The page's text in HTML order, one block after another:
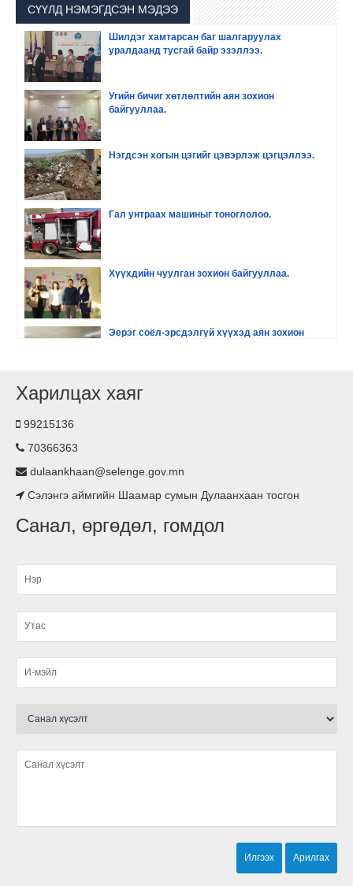
СҮҮЛД НЭМЭГДСЭН МЭДЭЭ
Шилдэг хамтарсан баг шалгаруулах
уралдаанд тусгай байр эзэллээ.
Угийн бичиг хөтлөлтийн аян зохион
байгууллаа.
Нэгдсэн хогын цэгийг цэвэрлэж цэгцэллээ.
Гал унтраах машиныг тоноглолоо.
Хүүхдийн чуулган зохион байгууллаа.
Эерэг соёл-эрсдэлгүй хүүхэд аян зохион
Хүүхдийн хөгжил оролцоо сургалт зохион
Туршлага судаллаа
Мал, тэжээвэр амьтдын тооллого зохион
Харилцах хаяг
99215136
70366363
dulaankhaan@selenge.gov.mn
Сэлэнгэ аймгийн Шаамар сумын Дулаанхаан тосгон
Санал, өргөдөл, гомдол